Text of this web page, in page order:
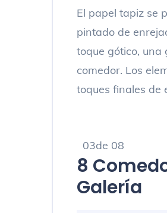
El papel tapiz se
pintado de
toque gótico,
comedor. Los
toques finales de
03de 08
8
Galería